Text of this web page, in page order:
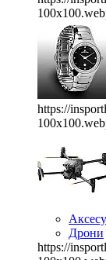
https://
Дрони
https://